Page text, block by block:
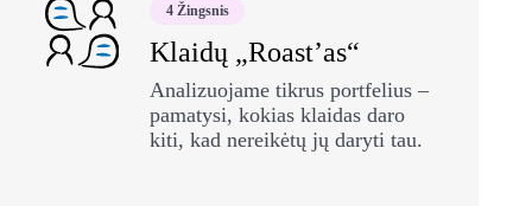
4 Žingsnis
Klaidų „Roast’as“
Analizuojame tikrus portfelius –
pamatysi, kokias klaidas daro
kiti, kad nereikėtų jų daryti tau.